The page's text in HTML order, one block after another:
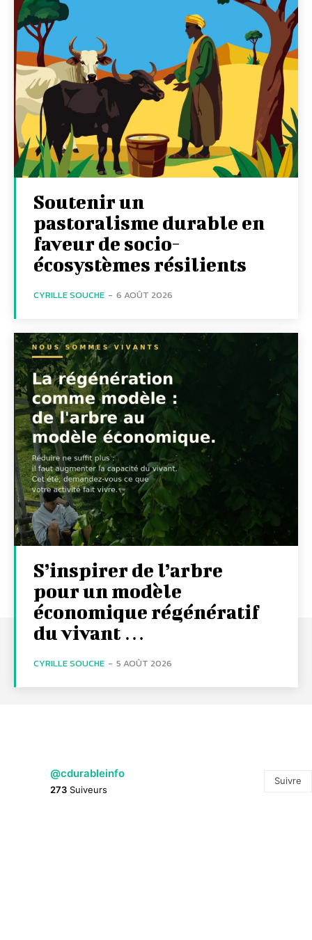
Soutenir un
pastoralisme durable en
faveur de socio-
écosystèmes résilients
CYRILLE SOUCHE - 6 AOÛT 2026
S’inspirer de l’arbre
pour un modèle
économique régénératif
du vivant …
CYRILLE SOUCHE - 5 AOÛT 2026
@cdurableinfo
273 Suiveurs
Suivre